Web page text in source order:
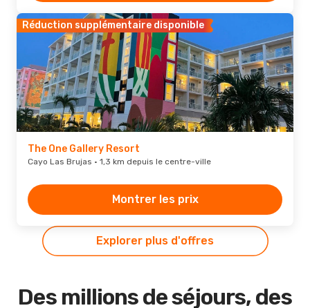
Réduction supplémentaire disponible
The One Gallery Resort
Cayo Las Brujas · 1,3 km depuis le centre-ville
Montrer les prix
Explorer plus d'offres
Des millions de séjours, des